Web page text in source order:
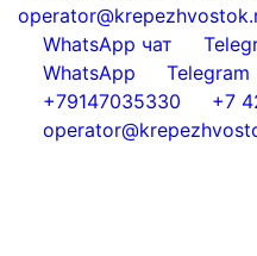
WhatsApp чат
WhatsApp
Telegram
+79147035330
+7